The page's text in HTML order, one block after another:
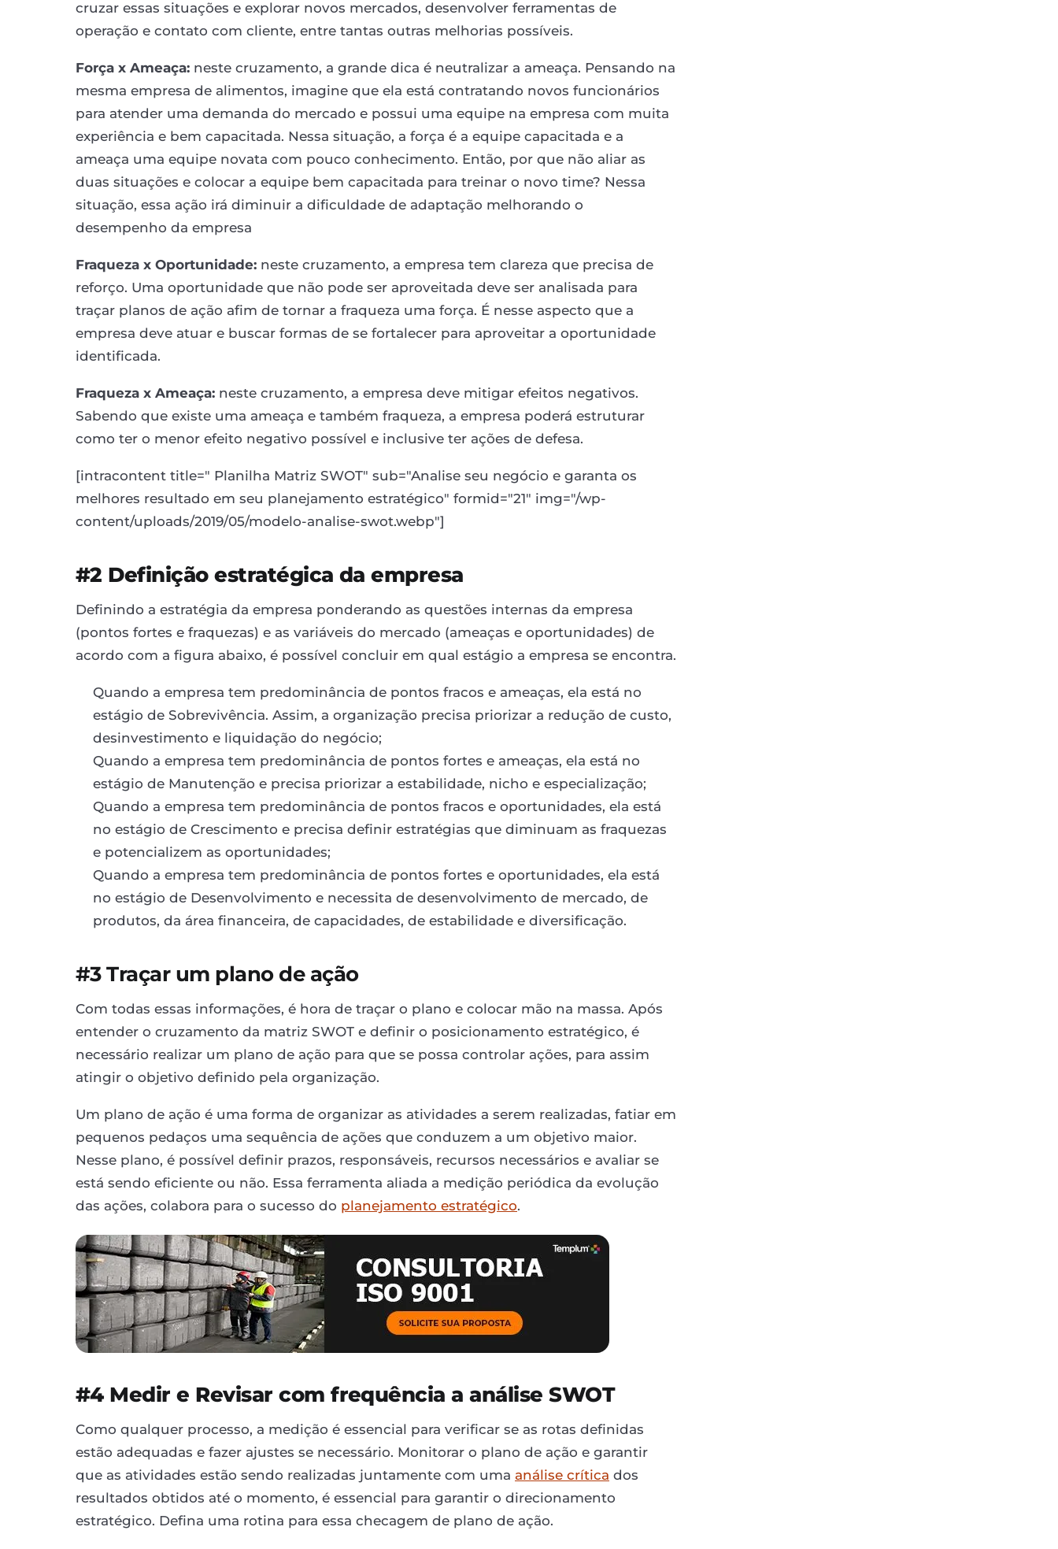
cruzar essas situações e explorar novos mercados, desenvolver ferramentas de
operação e contato com cliente, entre tantas outras melhorias possíveis.
Força x Ameaça: neste cruzamento, a grande dica é neutralizar a ameaça. Pensando na
mesma empresa de alimentos, imagine que ela está contratando novos funcionários
para atender uma demanda do mercado e possui uma equipe na empresa com muita
experiência e bem capacitada. Nessa situação, a força é a equipe capacitada e a
ameaça uma equipe novata com pouco conhecimento. Então, por que não aliar as
duas situações e colocar a equipe bem capacitada para treinar o novo time? Nessa
situação, essa ação irá diminuir a dificuldade de adaptação melhorando o
desempenho da empresa
Fraqueza x Oportunidade: neste cruzamento, a empresa tem clareza que precisa de
reforço. Uma oportunidade que não pode ser aproveitada deve ser analisada para
traçar planos de ação afim de tornar a fraqueza uma força. É nesse aspecto que a
empresa deve atuar e buscar formas de se fortalecer para aproveitar a oportunidade
identificada.
Fraqueza x Ameaça: neste cruzamento, a empresa deve mitigar efeitos negativos.
Sabendo que existe uma ameaça e também fraqueza, a empresa poderá estruturar
como ter o menor efeito negativo possível e inclusive ter ações de defesa.
[intracontent title=" Planilha Matriz SWOT" sub="Analise seu negócio e garanta os
melhores resultado em seu planejamento estratégico" formid="21" img="/wp-
content/uploads/2019/05/modelo-analise-swot.webp"]
#2 Definição estratégica da empresa
Definindo a estratégia da empresa ponderando as questões internas da empresa
(pontos fortes e fraquezas) e as variáveis do mercado (ameaças e oportunidades) de
acordo com a figura abaixo, é possível concluir em qual estágio a empresa se encontra.
Quando a empresa tem predominância de pontos fracos e ameaças, ela está no
estágio de Sobrevivência. Assim, a organização precisa priorizar a redução de custo,
desinvestimento e liquidação do negócio;
Quando a empresa tem predominância de pontos fortes e ameaças, ela está no
estágio de Manutenção e precisa priorizar a estabilidade, nicho e especialização;
Quando a empresa tem predominância de pontos fracos e oportunidades, ela está
no estágio de Crescimento e precisa definir estratégias que diminuam as fraquezas
e potencializem as oportunidades;
Quando a empresa tem predominância de pontos fortes e oportunidades, ela está
no estágio de Desenvolvimento e necessita de desenvolvimento de mercado, de
produtos, da área financeira, de capacidades, de estabilidade e diversificação.
#3 Traçar um plano de ação
Com todas essas informações, é hora de traçar o plano e colocar mão na massa. Após
entender o cruzamento da matriz SWOT e definir o posicionamento estratégico, é
necessário realizar um plano de ação para que se possa controlar ações, para assim
atingir o objetivo definido pela organização.
Um plano de ação é uma forma de organizar as atividades a serem realizadas, fatiar em
pequenos pedaços uma sequência de ações que conduzem a um objetivo maior.
Nesse plano, é possível definir prazos, responsáveis, recursos necessários e avaliar se
está sendo eficiente ou não. Essa ferramenta aliada a medição periódica da evolução
das ações, colabora para o sucesso do planejamento estratégico.
#4 Medir e Revisar com frequência a análise SWOT
Como qualquer processo, a medição é essencial para verificar se as rotas definidas
estão adequadas e fazer ajustes se necessário. Monitorar o plano de ação e garantir
que as atividades estão sendo realizadas juntamente com uma análise crítica dos
resultados obtidos até o momento, é essencial para garantir o direcionamento
estratégico. Defina uma rotina para essa checagem de plano de ação.